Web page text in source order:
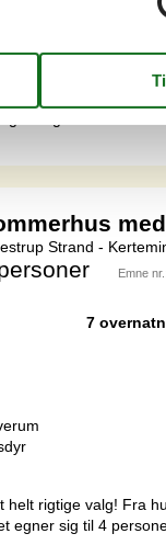
– perfekt til en
omgivelser med
Strand -
Emne nr.:
7
rigtige valg! Fra
sig til 4